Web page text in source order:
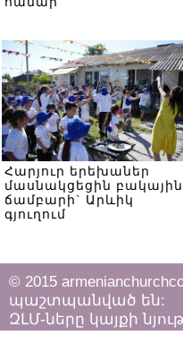
Հարյուր երեխաներ
մասնակցեցին բակային
ճամբարի` Արևիկ
գյուղում
© 2015
պաշտպանված են:
ԶԼՄ-ները կայքի